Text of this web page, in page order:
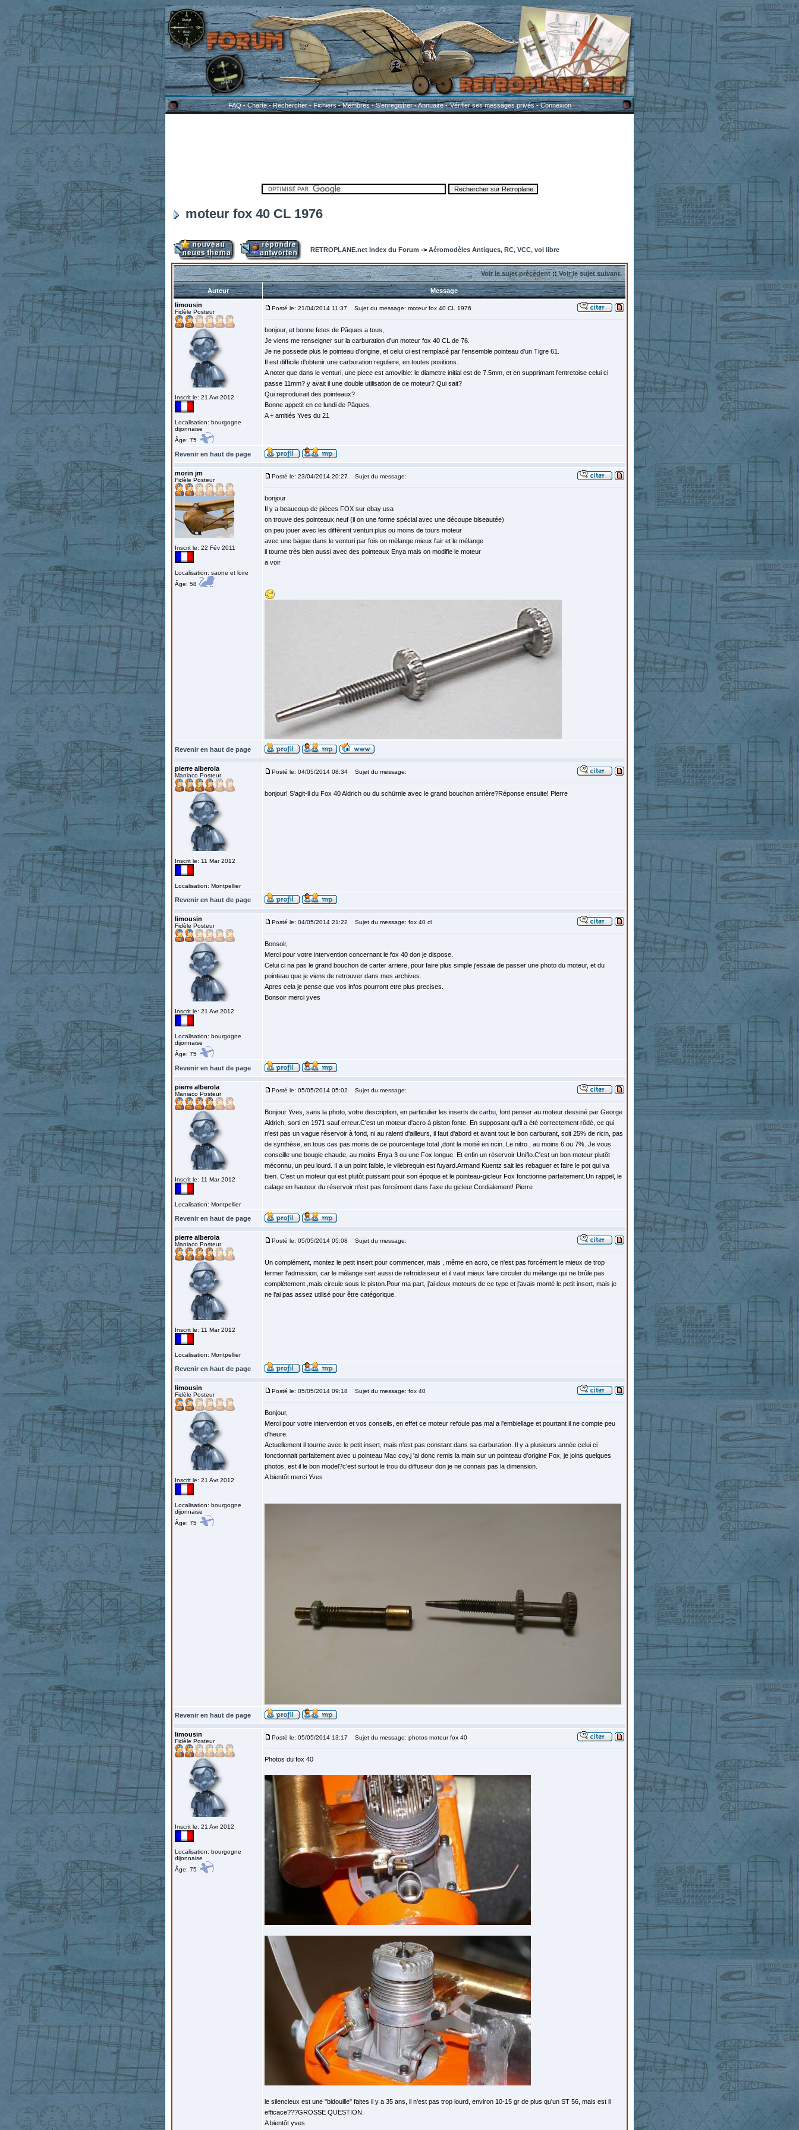
FAQ-Charte-Rechercher-Fichiers-Membres-S'enregistrer-Annuaire-Vérifier ses messages privés-Connexion
moteur fox 40 CL 1976
RETROPLANE.net Index du Forum -> Aéromodèles Antiques, RC, VCC, vol libre
Voir le sujet précédent::Voir le sujet suivant
Auteur
Message
limousin
Fidèle Posteur
Inscrit le: 21 Avr 2012
Localisation: bourgogne
dijonnaise
Âge: 75
Posté le: 21/04/2014 11:37 Sujet du message: moteur fox 40 CL 1976
bonjour, et bonne fetes de Pâques a tous,
Je viens me renseigner sur la carburation d'un moteur fox 40 CL de 76.
Je ne possede plus le pointeau d'origine, et celui ci est remplacé par l'ensemble pointeau d'un Tigre 61.
Il est difficile d'obtenir une carburation reguliere, en toutes positions.
A noter que dans le venturi, une piece est amovible: le diametre initial est de 7.5mm, et en supprimant l'entretoise celui ci
passe 11mm? y avait il une double utilisation de ce moteur? Qui sait?
Qui reproduirait des pointeaux?
Bonne appetit en ce lundi de Pâques.
A + amitiés Yves du 21
Revenir en haut de page
morin jm
Fidèle Posteur
Inscrit le: 22 Fév 2011
Localisation: saone et loire
Âge: 58
Posté le: 23/04/2014 20:27 Sujet du message:
bonjour
Il y a beaucoup de pièces FOX sur ebay usa
on trouve des pointeaux neuf (il on une forme spécial avec une découpe biseautée)
on peu jouer avec les diffèrent venturi plus ou moins de tours moteur
avec une bague dans le venturi par fois on mélange mieux l'air et le mélange
il tourne très bien aussi avec des pointeaux Enya mais on modifie le moteur
a voir
Revenir en haut de page
pierre alberola
Maniaco Posteur
Inscrit le: 11 Mar 2012
Localisation: Montpellier
Posté le: 04/05/2014 08:34 Sujet du message:
bonjour! S'agit-il du Fox 40 Aldrich ou du schürnle avec le grand bouchon arrière?Réponse ensuite! Pierre
Revenir en haut de page
limousin
Fidèle Posteur
Inscrit le: 21 Avr 2012
Localisation: bourgogne
dijonnaise
Âge: 75
Posté le: 04/05/2014 21:22 Sujet du message: fox 40 cl
Bonsoir,
Merci pour votre intervention concernant le fox 40 don je dispose.
Celui ci na pas le grand bouchon de carter arriere, pour faire plus simple j'essaie de passer une photo du moteur, et du
pointeau que je viens de retrouver dans mes archives.
Apres cela je pense que vos infos pourront etre plus precises.
Bonsoir merci yves
Revenir en haut de page
pierre alberola
Maniaco Posteur
Inscrit le: 11 Mar 2012
Localisation: Montpellier
Posté le: 05/05/2014 05:02 Sujet du message:
Bonjour Yves, sans la photo, votre description, en particulier les inserts de carbu, font penser au moteur dessiné par George
Aldrich, sorti en 1971 sauf erreur.C'est un moteur d'acro à piston fonte. En supposant qu'il a été correctement rôdé, ce qui
n'est pas un vague réservoir à fond, ni au ralenti d'ailleurs, il faut d'abord et avant tout le bon carburant, soit 25% de ricin, pas
de synthèse, en tous cas pas moins de ce pourcentage total ,dont la moitié en ricin. Le nitro , au moins 6 ou 7%. Je vous
conseille une bougie chaude, au moins Enya 3 ou une Fox longue. Et enfin un réservoir Uniflo.C'est un bon moteur plutôt
méconnu, un peu lourd. Il a un point faible, le vilebrequin est fuyard.Armand Kuentz sait les rebaguer et faire le pot qui va
bien. C'est un moteur qui est plutôt puissant pour son époque et le pointeau-gicleur Fox fonctionne parfaitement.Un rappel, le
calage en hauteur du réservoir n'est pas forcément dans l'axe du gicleur.Cordialement! Pierre
Revenir en haut de page
pierre alberola
Maniaco Posteur
Inscrit le: 11 Mar 2012
Localisation: Montpellier
Posté le: 05/05/2014 05:08 Sujet du message:
Un complément, montez le petit insert pour commencer, mais , même en acro, ce n'est pas forcément le mieux de trop
fermer l'admission, car le mélange sert aussi de refroidisseur et il vaut mieux faire circuler du mélange qui ne brûle pas
complètement ,mais circule sous le piston.Pour ma part, j'ai deux moteurs de ce type et j'avais monté le petit insert, mais je
ne l'ai pas assez utilisé pour être catégorique.
Revenir en haut de page
limousin
Fidèle Posteur
Inscrit le: 21 Avr 2012
Localisation: bourgogne
dijonnaise
Âge: 75
Posté le: 05/05/2014 09:18 Sujet du message: fox 40
Bonjour,
Merci pour votre intervention et vos conseils, en effet ce moteur refoule pas mal a l'embiellage et pourtant il ne compte peu
d'heure.
Actuellement il tourne avec le petit insert, mais n'est pas constant dans sa carburation. Il y a plusieurs année celui ci
fonctionnait parfaitement avec u pointeau Mac coy.j 'ai donc remis la main sur un pointeau d'origine Fox, je joins quelques
photos, est il le bon model?c'est surtout le trou du diffuseur don je ne connais pas la dimension.
A bientôt merci Yves
Revenir en haut de page
limousin
Fidèle Posteur
Inscrit le: 21 Avr 2012
Localisation: bourgogne
dijonnaise
Âge: 75
Posté le: 05/05/2014 13:17 Sujet du message: photos moteur fox 40
Photos du fox 40
le silencieux est une "bidouille" faites il y a 35 ans, il n'est pas trop lourd, environ 10-15 gr de plus qu'un ST 56, mais est il
efficace???GROSSE QUESTION.
A bientôt yves